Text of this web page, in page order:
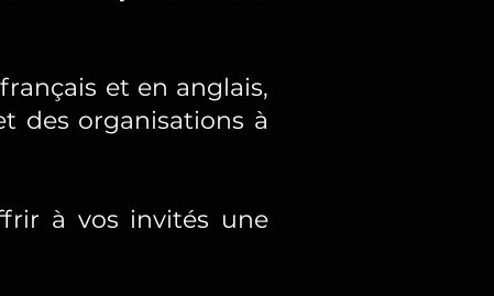
et en anglais,
des organisations à
à vos invités une